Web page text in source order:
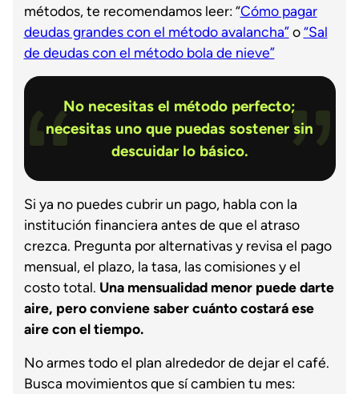
métodos, te recomendamos leer: “Cómo pagar
deudas grandes con el método avalancha”o“Sal
de deudas con el método bola de nieve”
No necesitas el método perfecto;
necesitas uno que puedas sostener sin
descuidar lo básico.
Si ya no puedes cubrir un pago, habla con la
institución financiera antes de que el atraso
crezca. Pregunta por alternativas y revisa el pago
mensual, el plazo, la tasa, las comisiones y el
costo total. Una mensualidad menor puede darte
aire, pero conviene saber cuánto costará ese
aire con el tiempo.
No armes todo el plan alrededor de dejar el café.
Busca movimientos que sí cambien tu mes: